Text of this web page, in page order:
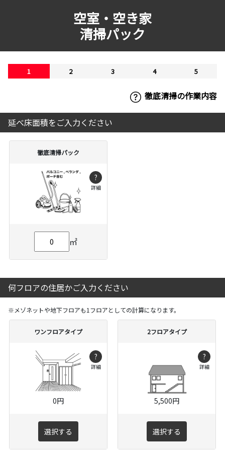
空室・空き家
清掃パック
1 2 3 4 5
徹底清掃の作業内容
延べ床面積をご入力ください
徹底清掃パック
?
詳細
㎡
何フロアの住居かご入力ください
※メゾネットや地下フロアも1フロアとしての計算になります。
ワンフロアタイプ
?
詳細
0円
選択する
2フロアタイプ
?
詳細
5,500円
選択する